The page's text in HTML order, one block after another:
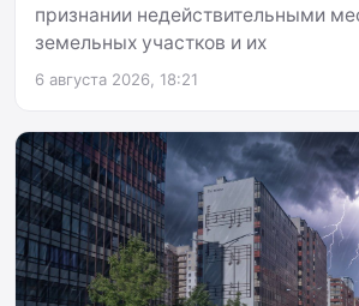
признании недействительными
земельных участков и их
6 августа 2026, 18:21